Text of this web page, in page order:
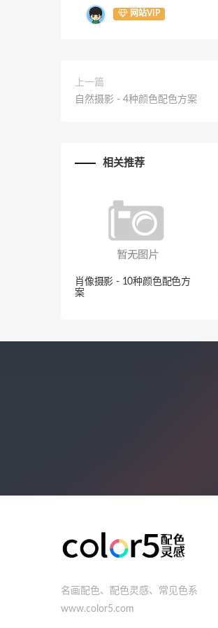
网站VIP
上一篇
自然摄影 - 4种颜色配色方案
相关推荐
肖像摄影 - 10种颜色配色方
案
名画配色、配色灵感、常见色系
www.color5.com